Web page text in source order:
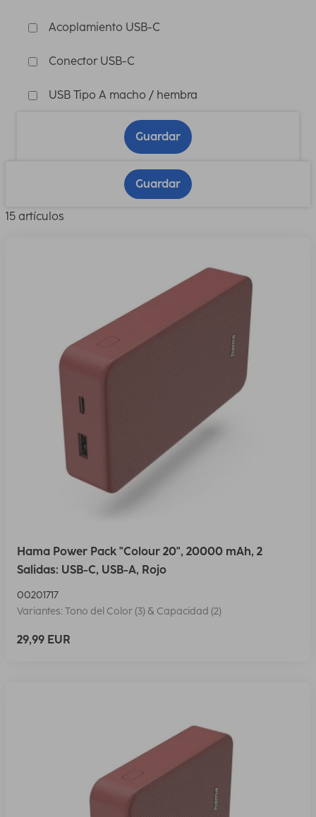
Acoplamiento USB-C
Conector USB-C
USB Tipo A macho / hembra
Guardar
Guardar
15 artículos
Hama Power Pack "Colour 20", 20000 mAh, 2
Salidas: USB-C, USB-A, Rojo
00201717
Variantes: Tono del Color (3) & Capacidad (2)
29,99 EUR